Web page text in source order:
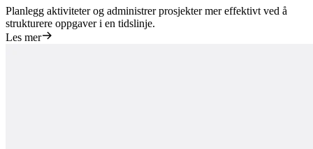
Planlegg aktiviteter og administrer prosjekter mer effektivt ved å
strukturere oppgaver i en tidslinje.
Les mer